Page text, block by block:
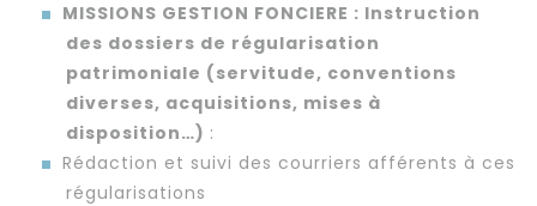
MISSIONS GESTION FONCIERE : Instruction
des dossiers de régularisation
patrimoniale (servitude, conventions
diverses, acquisitions, mises à
disposition…) :
Rédaction et suivi des courriers afférents à ces
régularisations